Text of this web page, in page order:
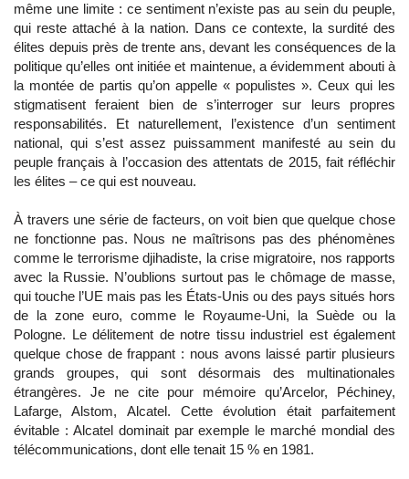
même une limite : ce sentiment n’existe pas au sein du peuple,
qui reste attaché à la nation. Dans ce contexte, la surdité des
élites depuis près de trente ans, devant les conséquences de la
politique qu’elles ont initiée et maintenue, a évidemment abouti à
la montée de partis qu’on appelle « populistes ». Ceux qui les
stigmatisent feraient bien de s’interroger sur leurs propres
responsabilités. Et naturellement, l’existence d’un sentiment
national, qui s’est assez puissamment manifesté au sein du
peuple français à l’occasion des attentats de 2015, fait réfléchir
les élites – ce qui est nouveau.
À travers une série de facteurs, on voit bien que quelque chose
ne fonctionne pas. Nous ne maîtrisons pas des phénomènes
comme le terrorisme djihadiste, la crise migratoire, nos rapports
avec la Russie. N’oublions surtout pas le chômage de masse,
qui touche l’UE mais pas les États-Unis ou des pays situés hors
de la zone euro, comme le Royaume-Uni, la Suède ou la
Pologne. Le délitement de notre tissu industriel est également
quelque chose de frappant : nous avons laissé partir plusieurs
grands groupes, qui sont désormais des multinationales
étrangères. Je ne cite pour mémoire qu’Arcelor, Péchiney,
Lafarge, Alstom, Alcatel. Cette évolution était parfaitement
évitable : Alcatel dominait par exemple le marché mondial des
télécommunications, dont elle tenait 15 % en 1981.